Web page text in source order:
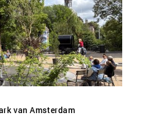
van Amsterdam
OP